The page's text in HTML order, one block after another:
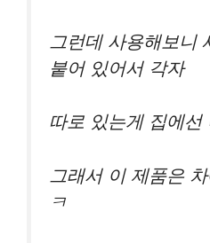
그런데 사용해보니
붙어 있어서 각자
따로 있는게 집에선
그래서 이 제품은
ㅋ